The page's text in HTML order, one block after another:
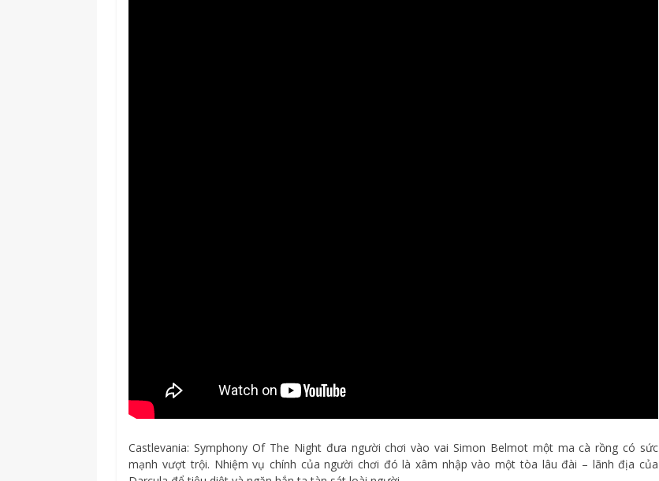
Castlevania: Symphony Of The Night đưa người chơi vào vai Simon Belmot một ma cà rồng có sức
mạnh vượt trội. Nhiệm vụ chính của người chơi đó là xâm nhập vào một tòa lâu đài – lãnh địa của